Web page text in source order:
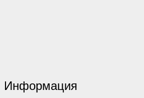
Информация